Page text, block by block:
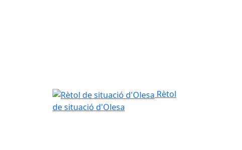
Rètol de situació d'Olesa
Rètol
de situació d'Olesa